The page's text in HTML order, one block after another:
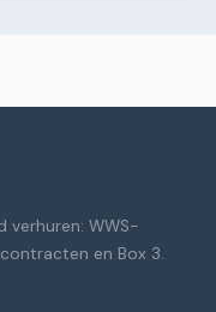
verhuren: WWS-
en Box 3.